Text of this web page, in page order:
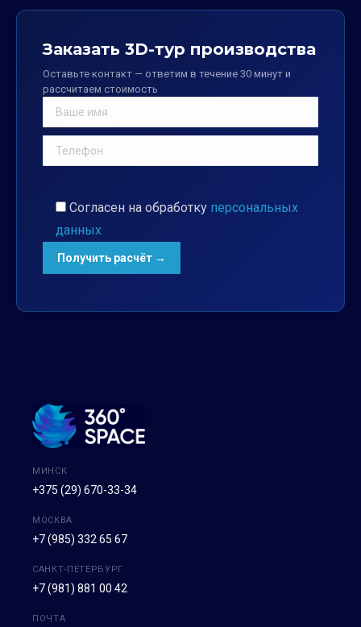
Заказать 3D-тур производства
Оставьте контакт — ответим в течение 30 минут и
рассчитаем стоимость
Согласен на обработку персональных
данных
МИНСК
+375 (29) 670-33-34
МОСКВА
+7 (985) 332 65 67
САНКТ-ПЕТЕРБУРГ
+7 (981) 881 00 42
ПОЧТА